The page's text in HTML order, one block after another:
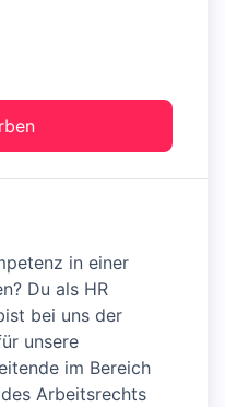
in einer
Du als HR
bei uns der
unsere
im Bereich
Arbeitsrechts